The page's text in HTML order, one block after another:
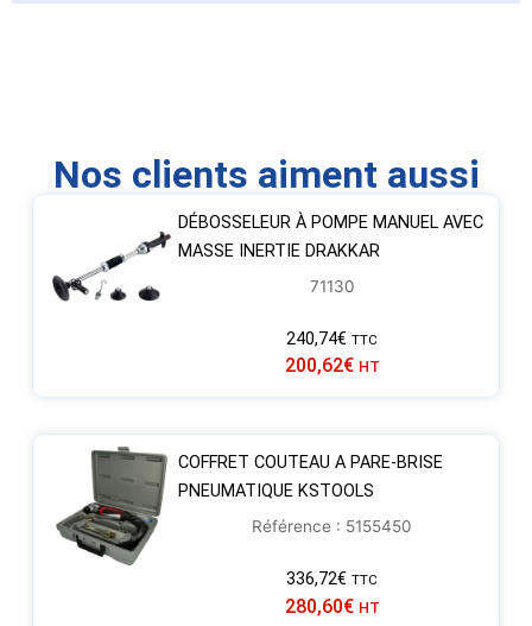
Nos clients aiment aussi
DÉBOSSELEUR À POMPE MANUEL AVEC
MASSE INERTIE DRAKKAR
71130
240,74€ TTC
200,62€ HT
COFFRET COUTEAU A PARE-BRISE
PNEUMATIQUE KSTOOLS
Référence : 5155450
336,72€ TTC
280,60€ HT